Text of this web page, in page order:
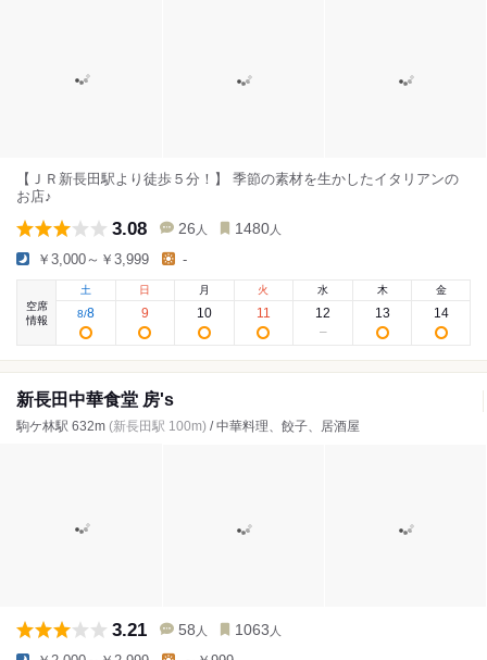
【ＪＲ新長田駅より徒歩５分！】 季節の素材を生かしたイタリアンの
お店♪
3.08 26 人 1480 人
￥3,000～￥3,999 -
空席
情報
土
8/8
日
9
月
10
火
11
水
12
木
13
金
14
新長田中華食堂 房's
駒ケ林駅 632m (新長田駅 100m) / 中華料理、餃子、居酒屋
3.21 58 人 1063 人